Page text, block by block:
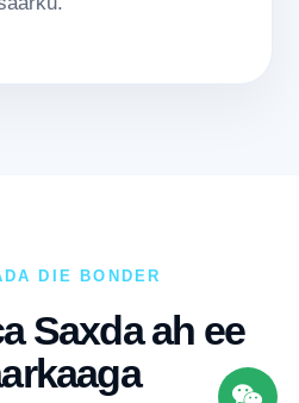
DIE BONDER
Saxda ah ee